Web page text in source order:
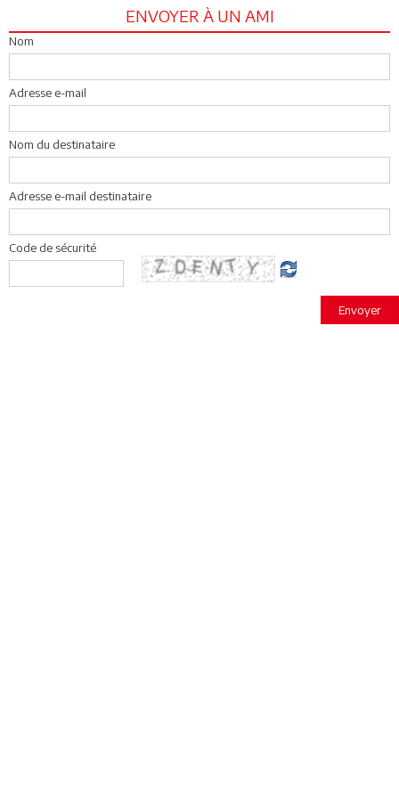
ENVOYER À UN AMI
Nom
Adresse e-mail
Nom du destinataire
Adresse e-mail destinataire
Code de sécurité
Envoyer